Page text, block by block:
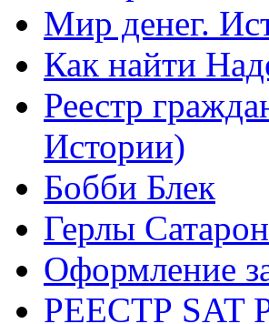
Мир денег.
Как найти
Реестр
Истории)
Бобби Блек
Герлы
Оформление
РЕЕСТР SAT